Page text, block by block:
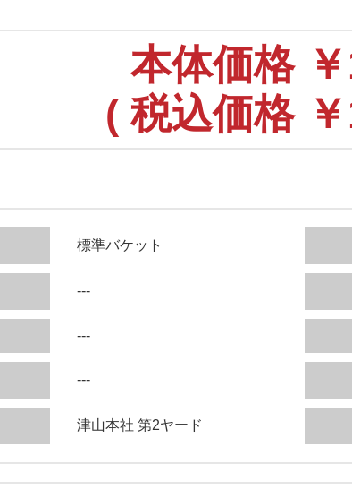
本体価格￥
(税込価格￥
標準バケット
---
---
---
津山本社 第2ヤード